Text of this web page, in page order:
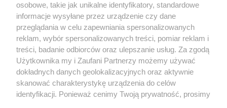
Regulamin konkursów
śniadaniówka "Hej
Szczecin! Jest piątek!"
Partnerzy
Praca Szczecin
osobowe, takie jak unikalne identyfikatory, standardowe
informacje wysyłane przez urządzenie czy dane
przeglądania w celu zapewniania spersonalizowanych
reklam, wybór spersonalizowanych treści, pomiar reklam i
treści, badanie odbiorców oraz ulepszanie usług. Za zgodą
Użytkownika my i Zaufani Partnerzy możemy używać
dokładnych danych geolokalizacyjnych oraz aktywnie
skanować charakterystykę urządzenia do celów
identyfikacji. Ponieważ cenimy Twoją prywatność, prosimy